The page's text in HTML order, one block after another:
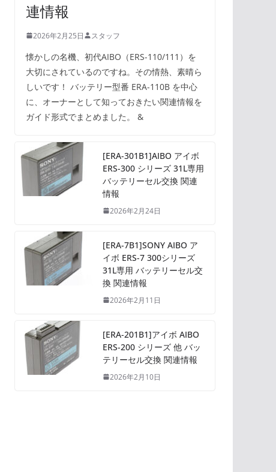
連情報
2026年2月25日 スタッフ
懐かしの名機、初代AIBO（ERS-110/111）を
大切にされているのですね。その情熱、素晴ら
しいです！ バッテリー型番 ERA-110B を中心
に、オーナーとして知っておきたい関連情報を
ガイド形式でまとめました。 &
[ERA-301B1]AIBO アイボ
ERS-300 シリーズ 31L専用
バッテリーセル交換 関連
情報
2026年2月24日
[ERA-7B1]SONY AIBO ア
イボ ERS-7 300シリーズ
31L専用 バッテリーセル交
換 関連情報
2026年2月11日
[ERA-201B1]アイボ AIBO
ERS-200 シリーズ 他 バッ
テリーセル交換 関連情報
2026年2月10日